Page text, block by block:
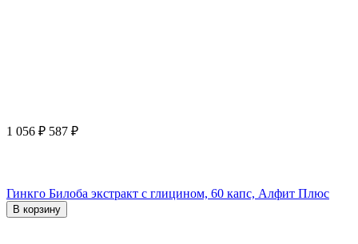
1 056 ₽ 587 ₽
Гинкго Билоба экстракт с глицином, 60 капс, Алфит Плюс
В корзину